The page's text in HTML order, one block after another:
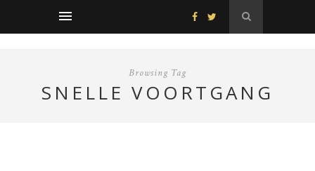
Browsing Tag
SNELLE VOORTGANG